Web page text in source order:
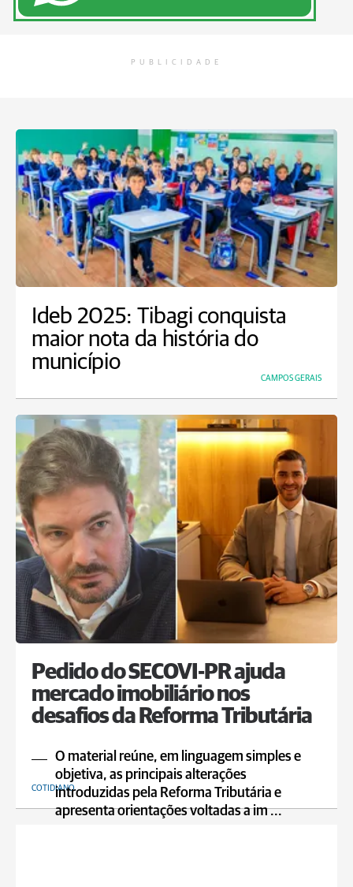
PUBLICIDADE
Ideb 2025: Tibagi conquista
maior nota da história do
município
CAMPOS GERAIS
Pedido do SECOVI-PR ajuda
mercado imobiliário nos
desafios da Reforma Tributária
O material reúne, em linguagem simples e
objetiva, as principais alterações
introduzidas pela Reforma Tributária e
apresenta orientações voltadas a im ...
COTIDIANO